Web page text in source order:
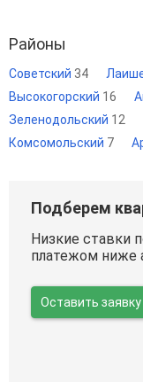
Районы
Советский 34
Высокогорский 16
Зеленодольский 12
Комсомольский 7
Подберем
Низкие ставки
платежом ниже
Оставить заявку